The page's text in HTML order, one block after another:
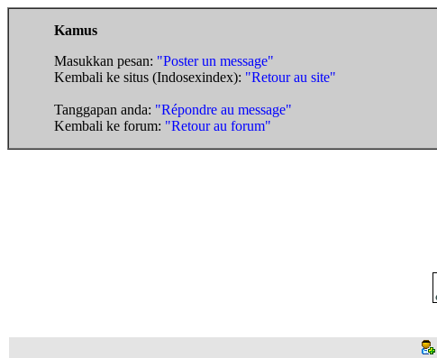
Kamus
Masukkan pesan: "Poster un message"
Kembali ke situs (Indosexindex): "Retour au site"
Tanggapan anda: "Répondre au message"
Kembali ke forum: "Retour au forum"